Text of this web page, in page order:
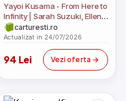
Yayoi Kusama - From Here to
Infinity | Sarah Suzuki, Ellen
Weinstein
carturesti.ro
Actualizat in 24/07/2026
94 Lei Vezi oferta